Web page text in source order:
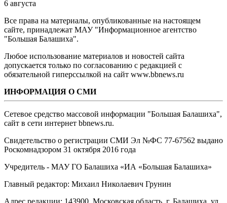
6 августа
Все права на материалы, опубликованные на настоящем
сайте, принадлежат МАУ "Информационное агентство
"Большая Балашиха".
Любое использование материалов и новостей сайта
допускается только по согласованию с редакцией с
обязательной гиперссылкой на сайт www.bbnews.ru
ИНФОРМАЦИЯ О СМИ
Сетевое средство массовой информации "Большая Балашиха",
сайт в сети интернет bbnews.ru.
Свидетельство о регистрации СМИ Эл №ФС ‎77-67562 выдано
Роскомнадзором 31 октября 2016 года
Учредитель - МАУ ГО Балашиха «ИА «Большая Балашиха»
Главный редактор: Михаил Николаевич Грунин